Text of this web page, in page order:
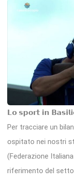
𝗟𝗼 𝘀𝗽𝗼𝗿𝘁 𝗶𝗻
Per tracciare un
ospitato nei nostri
(Federazione
riferimento del